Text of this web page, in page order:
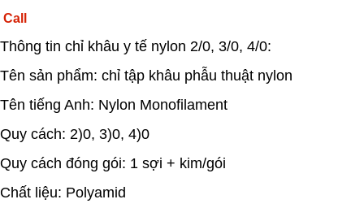
Call
Thông tin chỉ khâu y tế nylon 2/0, 3/0, 4/0:
Tên sản phẩm: chỉ tập khâu phẫu thuật nylon
Tên tiếng Anh: Nylon Monofilament
Quy cách: 2)0, 3)0, 4)0
Quy cách đóng gói: 1 sợi + kim/gói
Chất liệu: Polyamid